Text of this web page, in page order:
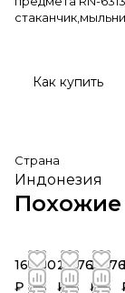
Как купить
Страна
Индонезия
Похожие
16 560
₽
23 760
₽
23
₽